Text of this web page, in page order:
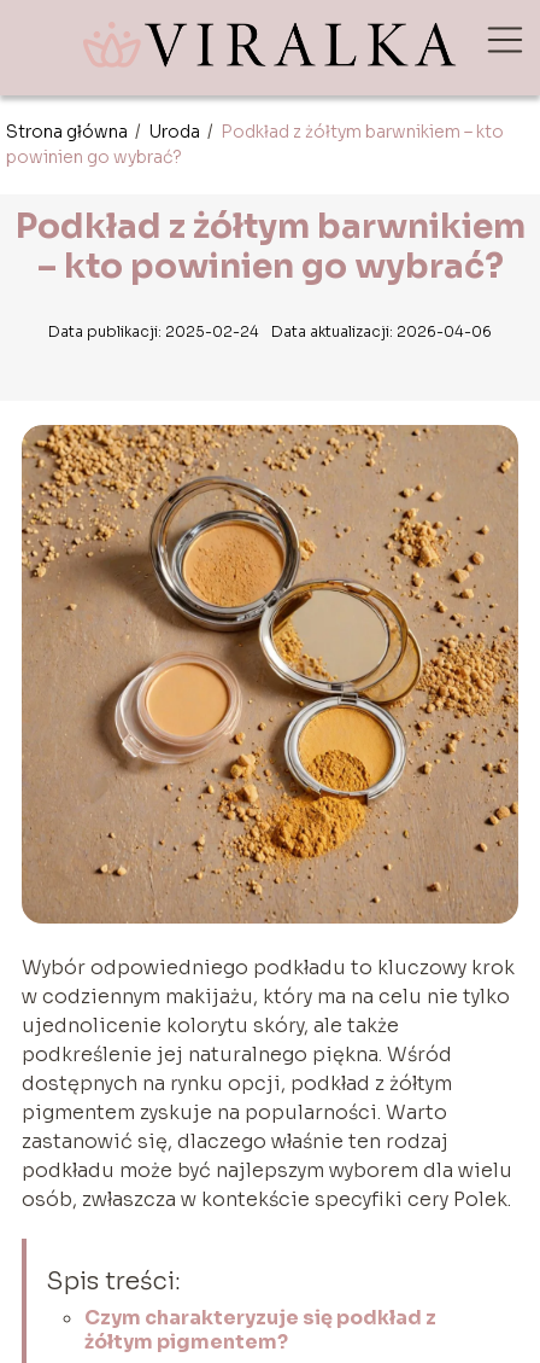
Strona główna / Uroda / Podkład z żółtym barwnikiem – kto
powinien go wybrać?
Podkład z żółtym barwnikiem
– kto powinien go wybrać?
Data publikacji: 2025-02-24 Data aktualizacji: 2026-04-06
Wybór odpowiedniego podkładu to kluczowy krok
w codziennym makijażu, który ma na celu nie tylko
ujednolicenie kolorytu skóry, ale także
podkreślenie jej naturalnego piękna. Wśród
dostępnych na rynku opcji, podkład z żółtym
pigmentem zyskuje na popularności. Warto
zastanowić się, dlaczego właśnie ten rodzaj
podkładu może być najlepszym wyborem dla wielu
osób, zwłaszcza w kontekście specyfiki cery Polek.
Spis treści:
Czym charakteryzuje się podkład z
żółtym pigmentem?